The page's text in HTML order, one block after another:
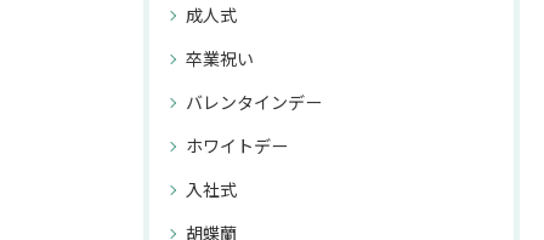
成人式
卒業祝い
バレンタインデー
ホワイトデー
入社式
胡蝶蘭